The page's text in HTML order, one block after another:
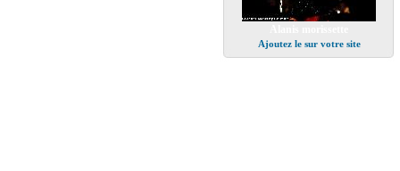
Ajoutez le sur votre site